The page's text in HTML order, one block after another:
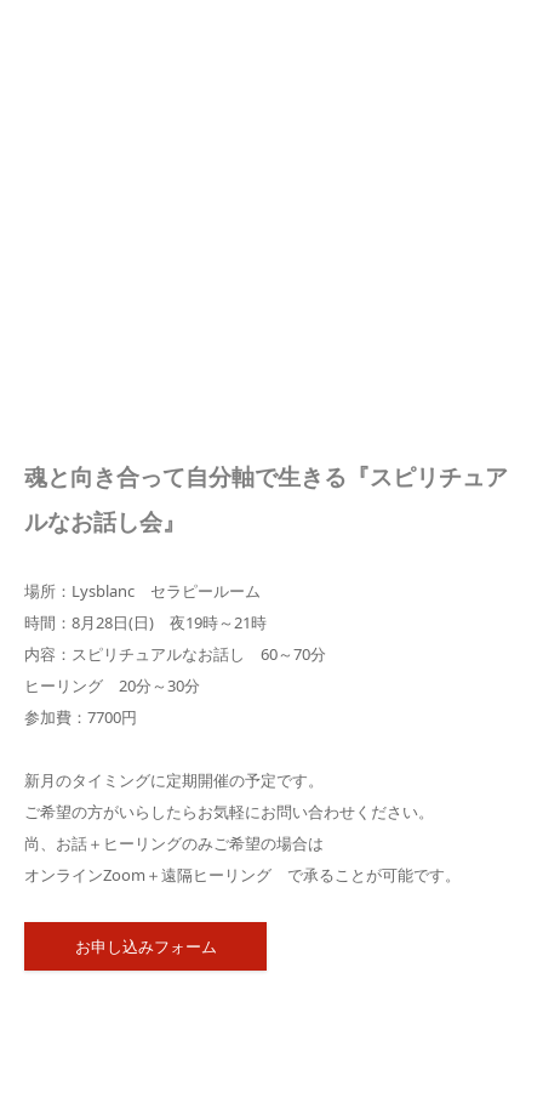
魂と向き合って自分軸で生きる『スピリチュア
ルなお話し会』
場所：Lysblanc セラピールーム
時間：8月28日(日) 夜19時～21時
内容：スピリチュアルなお話し 60～70分
ヒーリング 20分～30分
参加費：7700円
新月のタイミングに定期開催の予定です。
ご希望の方がいらしたらお気軽にお問い合わせください。
尚、お話＋ヒーリングのみご希望の場合は
オンラインZoom＋遠隔ヒーリング で承ることが可能です。
お申し込みフォーム